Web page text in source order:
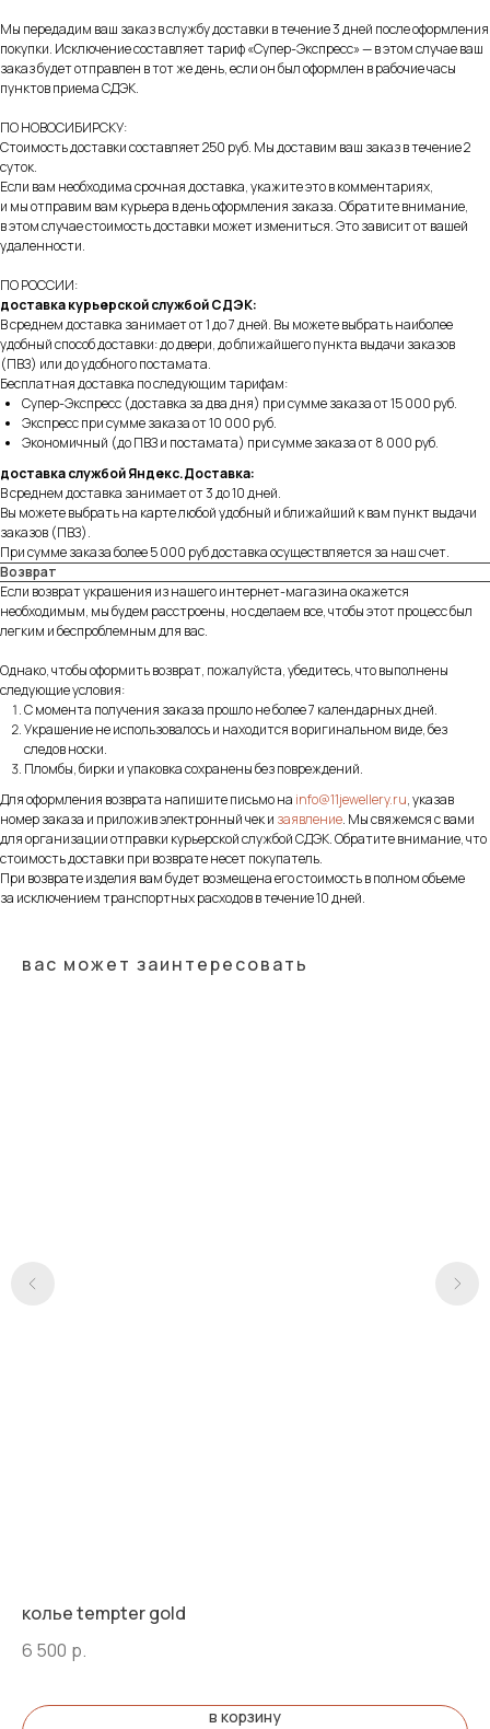
Мы передадим ваш заказ в службу доставки в течение 3 дней после оформления
покупки. Исключение составляет тариф «Супер-Экспресс» — в этом случае ваш
заказ будет отправлен в тот же день, если он был оформлен в рабочие часы
пунктов приема СДЭК.
ПО НОВОСИБИРСКУ:
Стоимость доставки составляет 250 руб. Мы доставим ваш заказ в течение 2
суток.
Если вам необходима срочная доставка, укажите это в комментариях,
и мы отправим вам курьера в день оформления заказа. Обратите внимание,
в этом случае стоимость доставки может измениться. Это зависит от вашей
удаленности.
ПО РОССИИ:
доставка курьерской службой СДЭК:
В среднем доставка занимает от 1 до 7 дней. Вы можете выбрать наиболее
удобный способ доставки: до двери, до ближайшего пункта выдачи заказов
(ПВЗ) или до удобного постамата.
Бесплатная доставка по следующим тарифам:
Супер-Экспресс (доставка за два дня) при сумме заказа от 15 000 руб.
Экспресс при сумме заказа от 10 000 руб.
Экономичный (до ПВЗ и постамата) при сумме заказа от 8 000 руб.
доставка службой Яндекс.Доставка:
В среднем доставка занимает от 3 до 10 дней.
Вы можете выбрать на карте любой удобный и ближайший к вам пункт выдачи
заказов (ПВЗ).
При сумме заказа более 5 000 руб доставка осуществляется за наш счет.
Возврат
Если возврат украшения из нашего интернет-магазина окажется
необходимым, мы будем расстроены, но сделаем все, чтобы этот процесс был
легким и беспроблемным для вас.
Однако, чтобы оформить возврат, пожалуйста, убедитесь, что выполнены
следующие условия:
С момента получения заказа прошло не более 7 календарных дней.
Украшение не использовалось и находится в оригинальном виде, без
следов носки.
Пломбы, бирки и упаковка сохранены без повреждений.
Для оформления возврата напишите письмо на info@11jewellery.ru, указав
номер заказа и приложив электронный чек и заявление. Мы свяжемся с вами
для организации отправки курьерской службой СДЭК. Обратите внимание, что
стоимость доставки при возврате несет покупатель.
При возврате изделия вам будет возмещена его стоимость в полном объеме
за исключением транспортных расходов в течение 10 дней.
вас может заинтересовать
колье tempter gold
6 500 р.
в корзину